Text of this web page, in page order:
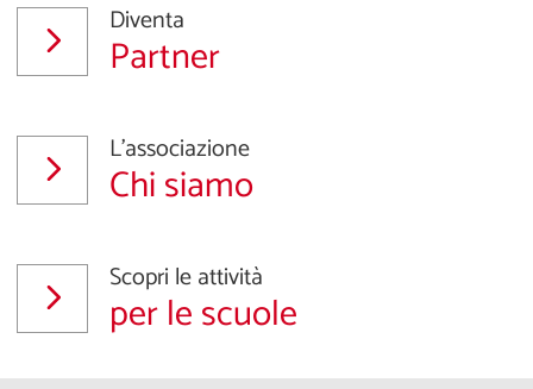
Diventa
Partner
L'associazione
Chi siamo
Scopri le attività
per le scuole